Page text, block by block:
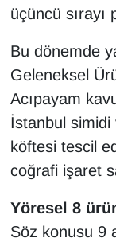
üçüncü sırayı
Bu dönemde
Geleneksel
Acıpayam
İstanbul simidi
köftesi tescil
coğrafi işaret
Yöresel 8
Söz konusu 9
Turizm
VAN'DA
Vasıta
YAŞAM
YEREL